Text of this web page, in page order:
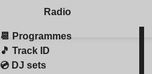
Radio
📆 Programmes
🎵 Track ID
💿 DJ sets